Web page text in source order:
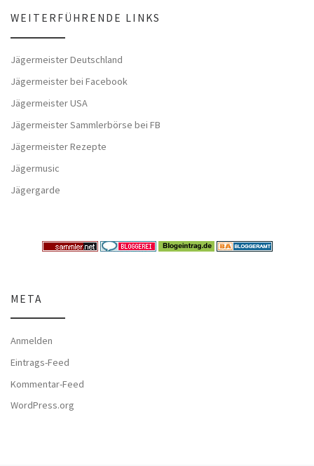
WEITERFÜHRENDE LINKS
Jägermeister Deutschland
Jägermeister bei Facebook
Jägermeister USA
Jägermeister Sammlerbörse bei FB
Jägermeister Rezepte
Jägermusic
Jägergarde
META
Anmelden
Eintrags-Feed
Kommentar-Feed
WordPress.org